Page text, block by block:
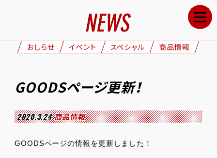
NEWS
STAFF&CAST
CHARACTERS
ONAIR
おしらせ イベント スペシャル 商品情報
GOODSページ更新！
2020.3.24 商品情報
GOODSページの情報を更新しました！